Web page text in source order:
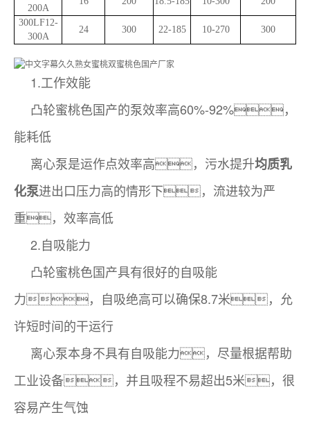
200A
300LF12-
300A
24 300 22-185 10-270 300
1.工作效能
凸轮蜜桃色国产的泵效率高60%-92%，
能耗低
离心泵是运作点效率高，污水提升均质乳
化泵进出口压力高的情形下，流进较为严
重，效率高低
2.自吸能力
凸轮蜜桃色国产具有很好的自吸能
力，自吸绝高可以确保8.7米，允
许短时间的干运行
离心泵本身不具有自吸能力，尽量根据帮助
工业设备，并且吸程不易超出5米，很
容易产生气蚀